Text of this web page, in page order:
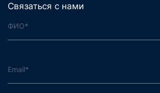
Связаться с нами